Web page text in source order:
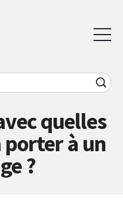
quelles
porter à un
?